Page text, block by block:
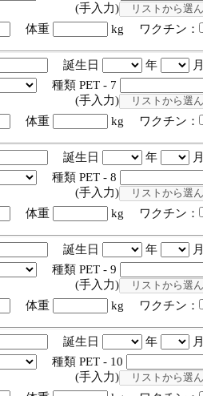
力)
体重 kg ワクチン：
誕生日 年 月
種類 PET - 7
力)
体重 kg ワクチン：
誕生日 年 月
種類 PET - 8
力)
体重 kg ワクチン：
誕生日 年 月
種類 PET - 9
力)
体重 kg ワクチン：
誕生日 年 月
種類 PET - 10
力)